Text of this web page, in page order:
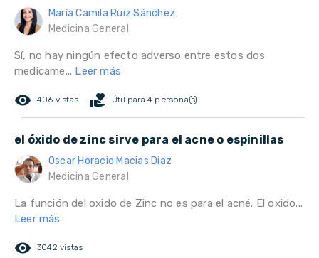
María Camila Ruiz Sánchez
Medicina General
Sí, no hay ningún efecto adverso entre estos dos
medicame... Leer más
remove_red_eye 406 vistas volunteer_activism Útil para 4 persona(s)
el óxido de zinc sirve para el acne o espinillas
Oscar Horacio Macias Diaz
Medicina General
La función del oxido de Zinc no es para el acné. El oxido...
Leer más
remove_red_eye 3042 vistas